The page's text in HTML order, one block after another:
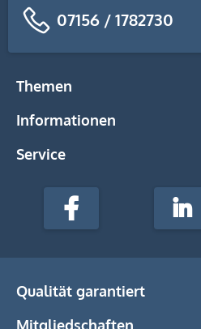
07156 / 1782730
Themen
Informationen
Service
stempel-
Media
Facebook
Qualität garantiert
Mitgliedschaften